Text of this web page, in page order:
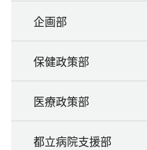
企画部
保健政策部
医療政策部
都立病院支援部